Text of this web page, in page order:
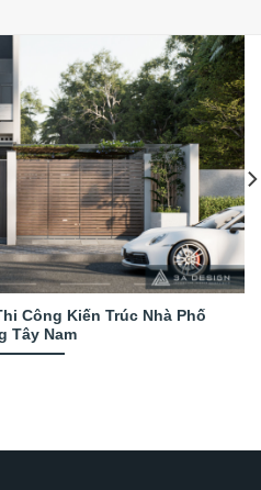
Công Kiến Trúc Nhà Phố
Tây Nam